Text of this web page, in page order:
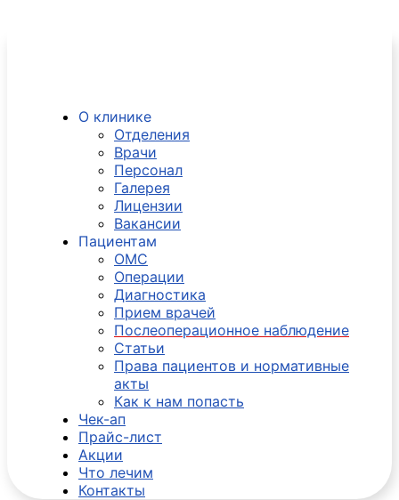
О клинике
Отделения
Врачи
Персонал
Галерея
Лицензии
Вакансии
Пациентам
ОМС
Операции
Диагностика
Прием врачей
Послеоперационное наблюдение
Статьи
Права пациентов и нормативные
акты
Как к нам попасть
Чек-ап
Прайс-лист
Акции
Что лечим
Контакты